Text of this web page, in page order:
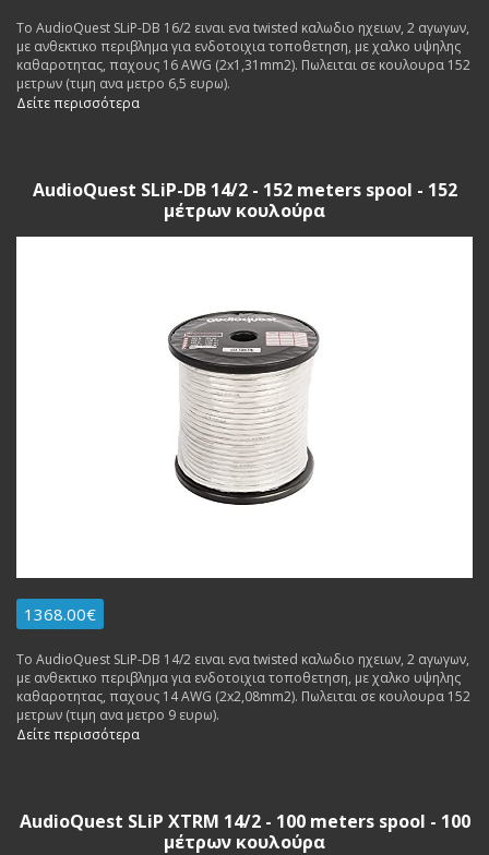
To AudioQuest SLiP-DB 16/2 ειναι ενα twisted καλωδιο ηχειων, 2 αγωγων,
με ανθεκτικο περιβλημα για ενδοτοιχια τοποθετηση, με χαλκο υψηλης
καθαροτητας, παχους 16 AWG (2x1,31mm2). Πωλειται σε κουλουρα 152
μετρων (τιμη ανα μετρο 6,5 ευρω).
Δείτε περισσότερα
AudioQuest SLiP-DB 14/2 - 152 meters spool - 152
μέτρων κουλούρα
1368.00€
To AudioQuest SLiP-DB 14/2 ειναι ενα twisted καλωδιο ηχειων, 2 αγωγων,
με ανθεκτικο περιβλημα για ενδοτοιχια τοποθετηση, με χαλκο υψηλης
καθαροτητας, παχους 14 AWG (2x2,08mm2). Πωλειται σε κουλουρα 152
μετρων (τιμη ανα μετρο 9 ευρω).
Δείτε περισσότερα
AudioQuest SLiP XTRM 14/2 - 100 meters spool - 100
μέτρων κουλούρα